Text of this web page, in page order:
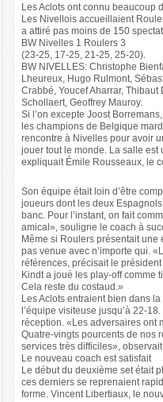
Les Aclots ont connu beaucoup
Les Nivellois accueillaient
a attiré pas moins de 150
BW Nivelles 1 Roulers 3
(23-25, 17-25, 21-25, 25-20).
BW NIVELLES: Christophe
Lheureux, Hugo Rulmont,
Crabbé, Youcef Aharrar,
Schollaert, Geoffrey Mauroy.
Si l’on excepte Joost
les champions de Belgique
rencontre à Nivelles pour avoir
jouer tout le monde. La salle est
expliquait Émile Rousseaux, le
Son équipe était loin d’être
joueurs dont les deux
banc. Pour l’instant, on fait
amical», souligne le coach à
Même si Roulers présentait une
pas venue avec n’importe qui.
références, précisait le
Kindt a joué les play-off comme
Cela reste du costaud.»
Les Aclots entraient bien dans
l’équipe visiteuse jusqu’à 22-
réception. «Les adversaires ont
Quatre-vingts pourcents de nos
services très difficiles»,
Le nouveau coach est satisfait
Le début du deuxième set était
ces derniers se reprenaient
forme. Vincent Libertiaux, le